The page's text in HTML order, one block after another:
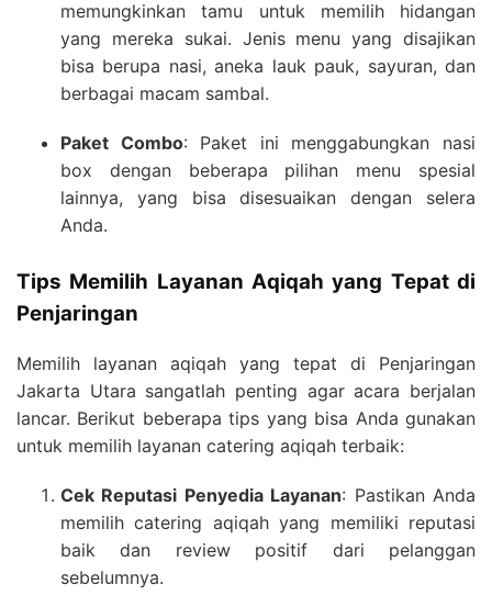
memungkinkan tamu untuk memilih hidangan
yang mereka sukai. Jenis menu yang disajikan
bisa berupa nasi, aneka lauk pauk, sayuran, dan
berbagai macam sambal.
Paket Combo: Paket ini menggabungkan nasi
box dengan beberapa pilihan menu spesial
lainnya, yang bisa disesuaikan dengan selera
Anda.
Tips Memilih Layanan Aqiqah yang Tepat di
Penjaringan
Memilih layanan aqiqah yang tepat di Penjaringan
Jakarta Utara sangatlah penting agar acara berjalan
lancar. Berikut beberapa tips yang bisa Anda gunakan
untuk memilih layanan catering aqiqah terbaik:
Cek Reputasi Penyedia Layanan: Pastikan Anda
memilih catering aqiqah yang memiliki reputasi
baik dan review positif dari pelanggan
sebelumnya.